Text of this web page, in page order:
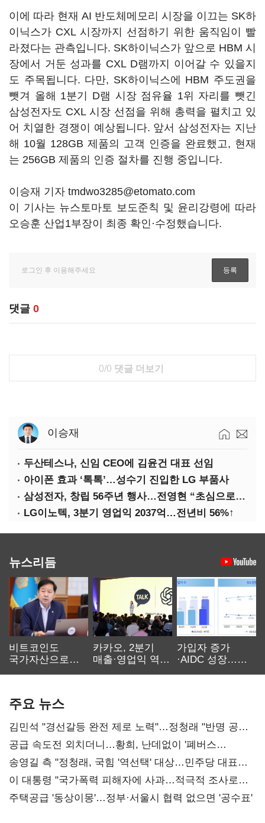
이에 따라 현재 AI 반도체메모리 시장을 이끄는 SK하
이닉스가 CXL 시장까지 선점하기 위한 움직임이 빨
라졌다는 관측입니다. SK하이닉스가 앞으로 HBM 시
장에서 거둔 성과를 CXL D램까지 이어갈 수 있을지
도 주목됩니다. 다만, SK하이닉스에 HBM 주도권을
뺏겨 올해 1분기 D램 시장 점유율 1위 자리를 뺏긴
삼성전자도 CXL 시장 선점을 위해 총력을 펼치고 있
어 치열한 경쟁이 예상됩니다. 앞서 삼성전자는 지난
해 10월 128GB 제품의 고객 인증을 완료했고, 현재
는 256GB 제품의 인증 절차를 진행 중입니다.
이승재 기자 tmdwo3285@etomato.com
이 기사는 뉴스토마토 보도준칙 및 윤리강령에 따라
오승훈 산업1부장이 최종 확인·수정했습니다.
댓글 0
0/0 댓글 더보기
이승재
두산테스나, 신임 CEO에 김윤건 대표 선임
아이폰 효과 ‘톡톡’…성수기 진입한 LG 부품사
삼성전자, 창립 56주년 행사…전영현 “초심으로 경쟁력 회복해야”
LG이노텍, 3분기 영업익 2037억…전년비 56%↑
뉴스리듬
비트코인도
국가자산으로…'
카카오, 2분기
매출·영업익 역대
가입자 증가
·AIDC 성장…
주요 뉴스
김민석 "경선갈등 완전 제로 노력"…정청래 "반명 공세
사과부터"
공급 속도전 외치더니…황희, 난데없이 '폐버스
리모델링' 제안
송영길 측 "정청래, 국힘 '역선택' 대상…민주당 대표로
총선 지휘 못해"
이 대통령 "국가폭력 피해자에 사과…적극적 조사로
진실 밝혀야"
주택공급 '동상이몽'…정부·서울시 협력 없으면 '공수표'